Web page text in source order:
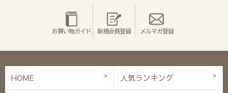
お買い物ガイド 新規会員登録 メルマガ登録
HOME 人気ランキング